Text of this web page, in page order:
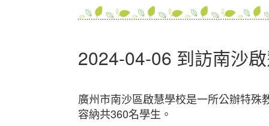
2024-04-06 到訪南沙
廣州市南沙區啟慧學校是一所公辦特
容納共360名學生。